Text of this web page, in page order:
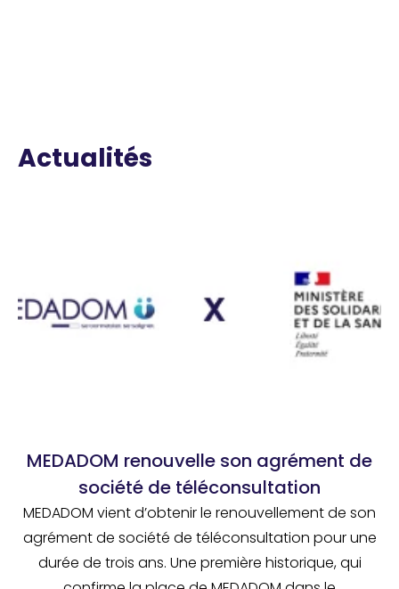
Actualités
MEDADOM renouvelle son agrément de
société de téléconsultation
MEDADOM vient d’obtenir le renouvellement de son
agrément de société de téléconsultation pour une
durée de trois ans. Une première historique, qui